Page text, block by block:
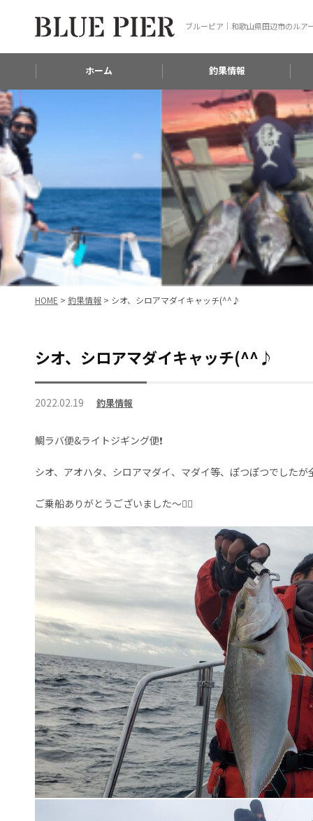
ブルーピア｜和歌山県田辺市のルア
ホーム 釣果情報
HOME > 釣果情報 > シオ、シロアマダイキャッチ(^^♪
シオ、シロアマダイキャッチ(^^♪
2022.02.19 釣果情報
鯛ラバ便&ライトジギング便❗
シオ、アオハタ、シロアマダイ、マダイ等、ぽつぽつでした
ご乗船ありがとうございました～🙇‍♀️